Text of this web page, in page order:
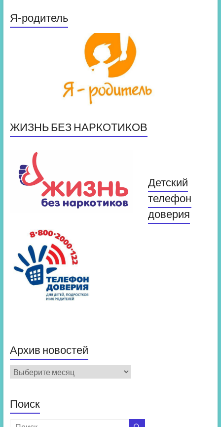
Я-родитель
ЖИЗНЬ БЕЗ НАРКОТИКОВ
Детский
телефон
доверия
Архив новостей
Архив
новостей
Поиск